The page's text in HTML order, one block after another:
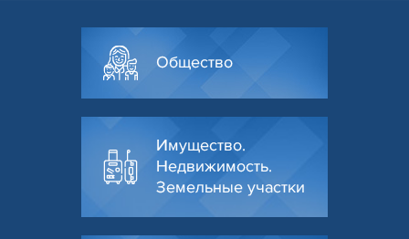
Общество
Имущество.
Недвижимость.
Земельные участки